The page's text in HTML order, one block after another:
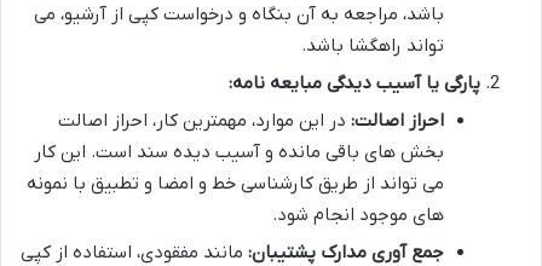
باشد، مراجعه به آن بنگاه و درخواست کپی از آرشیو، می
تواند راهگشا باشد.
پارگی یا آسیب دیدگی مبایعه نامه:
احراز اصالت: در این موارد، مهمترین کار، احراز اصالت
بخش های باقی مانده و آسیب دیده سند است. این کار
می تواند از طریق کارشناسی خط و امضا و تطبیق با نمونه
های موجود انجام شود.
جمع آوری مدارک پشتیبان: مانند مفقودی، استفاده از کپی